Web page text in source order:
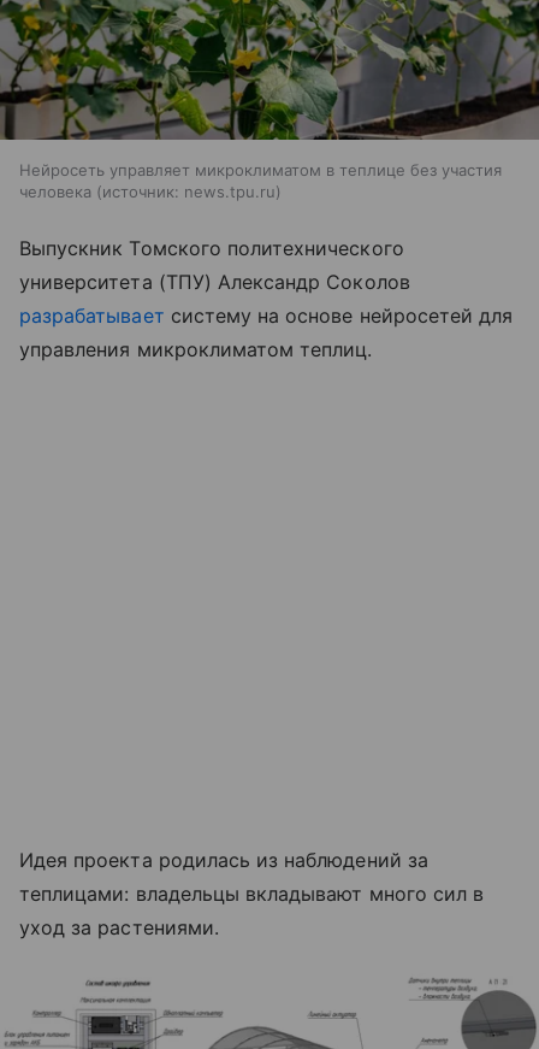
Нейросеть управляет микроклиматом в теплице без участия
человека
источник: news.tpu.ru
Выпускник Томского политехнического
университета (ТПУ) Александр Соколов
разрабатывает систему на основе нейросетей для
управления микроклиматом теплиц.
Идея проекта родилась из наблюдений за
теплицами: владельцы вкладывают много сил в
уход за растениями.